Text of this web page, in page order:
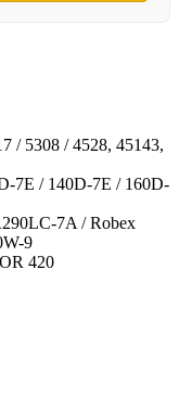
/ 5308 / 4528, 45143,
7E / 140D-7E / 160D-
7A / Robex
9
420